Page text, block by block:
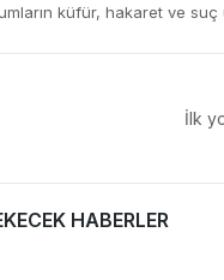
küfür, hakaret ve
İlk
HABERLER